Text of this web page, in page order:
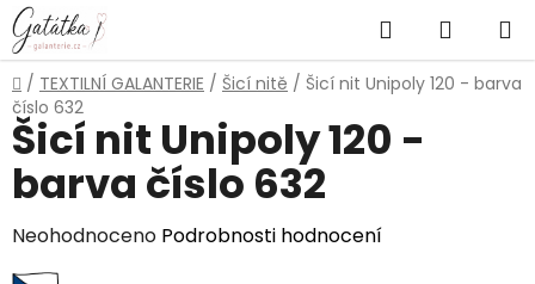
Přejít
na
obsah
Hledat
KOŠÍK
Domů
/ TEXTILNÍ GALANTERIE / Šicí nitě / Šicí nit Unipoly 120 - barva
číslo 632
Šicí nit Unipoly 120 -
barva číslo 632
Průměrné
hodnocení
Neohodnoceno Podrobnosti hodnocení